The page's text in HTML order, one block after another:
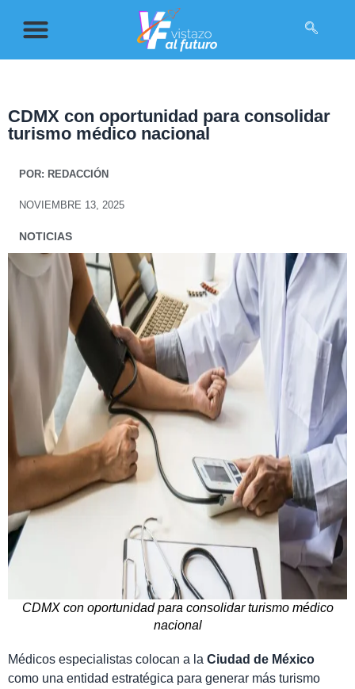
CDMX con oportunidad para consolidar
turismo médico nacional
POR: REDACCIÓN
NOVIEMBRE 13, 2025
NOTICIAS
CDMX con oportunidad para consolidar turismo médico
nacional
Médicos especialistas colocan a la Ciudad de México
como una entidad estratégica para generar más turismo